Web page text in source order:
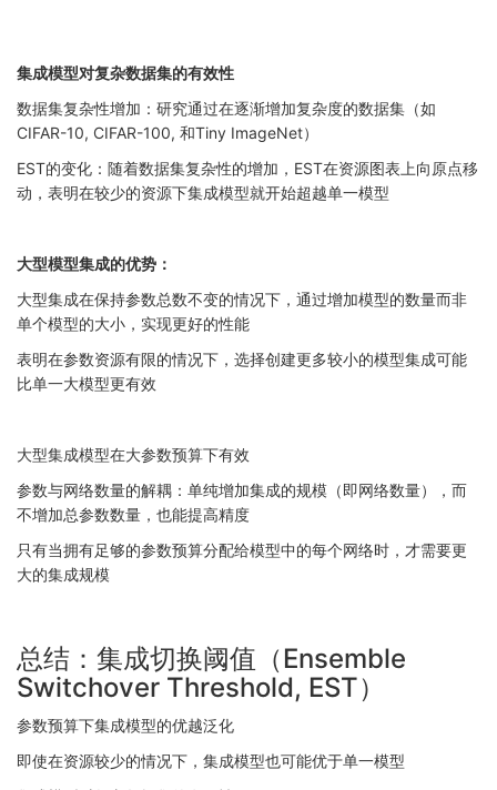
集成模型对复杂数据集的有效性
数据集复杂性增加：研究通过在逐渐增加复杂度的数据集（如
CIFAR-10, CIFAR-100, 和Tiny ImageNet）
EST的变化：随着数据集复杂性的增加，EST在资源图表上向原点移
动，表明在较少的资源下集成模型就开始超越单一模型
大型模型集成的优势：
大型集成在保持参数总数不变的情况下，通过增加模型的数量而非
单个模型的大小，实现更好的性能
表明在参数资源有限的情况下，选择创建更多较小的模型集成可能
比单一大模型更有效
大型集成模型在大参数预算下有效
参数与网络数量的解耦：单纯增加集成的规模（即网络数量），而
不增加总参数数量，也能提高精度
只有当拥有足够的参数预算分配给模型中的每个网络时，才需要更
大的集成规模
总结：集成切换阈值（Ensemble
Switchover Threshold, EST）
参数预算下集成模型的优越泛化
即使在资源较少的情况下，集成模型也可能优于单一模型